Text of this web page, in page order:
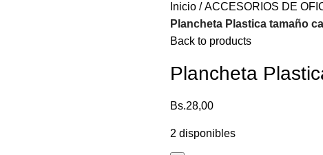
Inicio ACCESORIOS DE
Plancheta Plastica tamaño
Back to products
Plancheta
Bs.28,00
2 disponibles